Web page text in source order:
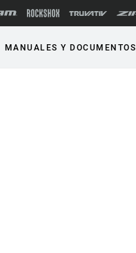
MANUALES Y DOCUMENTOS